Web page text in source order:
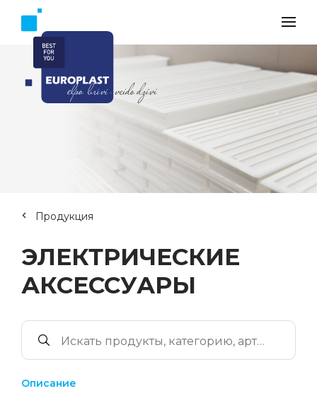
Продукция
ЭЛЕКТРИЧЕСКИЕ
АКСЕССУАРЫ
Описание